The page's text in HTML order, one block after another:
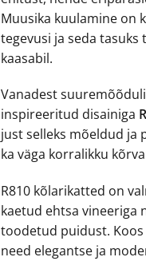
Muusika kuulamine on
tegevusi ja seda tasuks
kaasabil.
Vanadest
inspireeritud disainiga
just selleks mõeldud ja
ka väga korralikku
R810 kõlarikatted on
kaetud ehtsa
toodetud puidust.
need elegantse ja